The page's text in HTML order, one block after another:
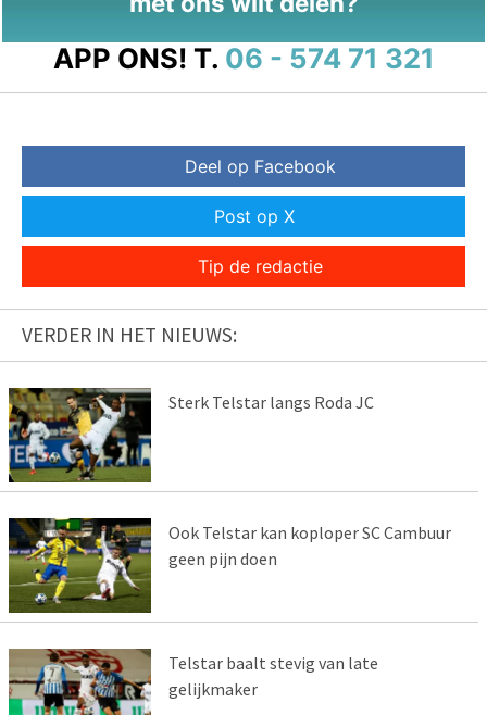
APP ONS! T. 06 - 574 71 321
Deel op Facebook
Post op X
Tip de redactie
VERDER IN HET NIEUWS:
Sterk Telstar langs Roda JC
Ook Telstar kan koploper SC Cambuur
geen pijn doen
Telstar baalt stevig van late
gelijkmaker